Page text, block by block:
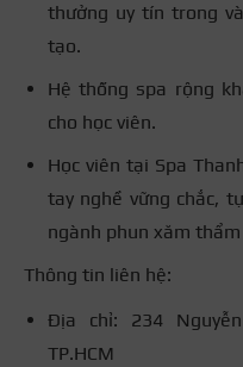
thưởng uy tín trong
tạo.
Hệ thống spa rộng
cho học viên.
Học viên tại Spa
tay nghề vững chắc,
ngành phun xăm thẩm
Thông tin liên hệ:
Địa chỉ: 234
TP.HCM